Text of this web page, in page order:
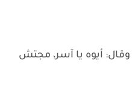
أيوه يا آسر، مجتش